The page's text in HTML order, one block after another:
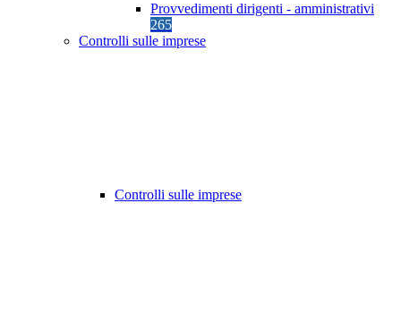
Provvedimenti dirigenti - amministrativi
265
Controlli sulle imprese
Controlli sulle imprese